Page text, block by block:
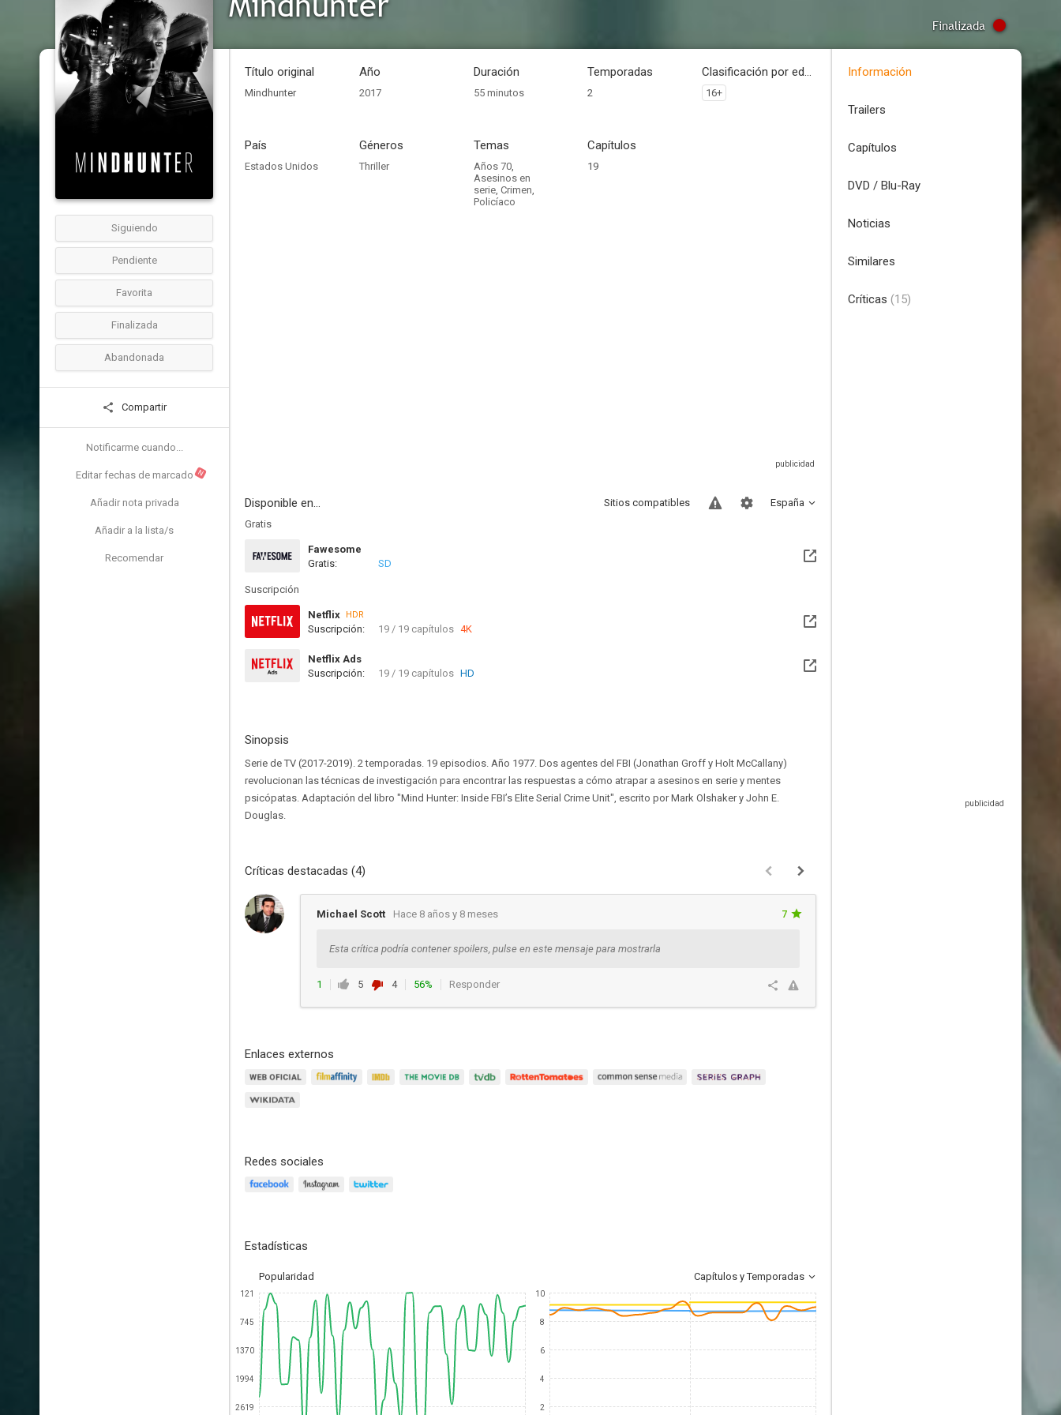
Finalizada
Siguiendo
Pendiente
Favorita
Finalizada
Abandonada
Compartir
Notificarme cuando...
Editar fechas de marcado N
Añadir nota privada
Añadir a la lista/s
Recomendar
Título original
Mindhunter
Año
2017
Duración
55 minutos
Temporadas
2
Clasificación por edades
16+
País
Estados Unidos
Géneros
Thriller
Temas
Años 70,
Asesinos en
serie, Crimen,
Policíaco
Capítulos
19
Disponible en... España
Sitios compatibles
Gratis
Fawesome
Gratis:
SD
Suscripción
Netflix HDR
Suscripción: 19 / 19 capítulos 4K
Netflix Ads
Suscripción:
19 / 19 capítulos HD
Sinopsis
Serie de TV (2017-2019). 2 temporadas. 19 episodios. Año 1977. Dos agentes del FBI (Jonathan Groff y Holt McCallany)
revolucionan las técnicas de investigación para encontrar las respuestas a cómo atrapar a asesinos en serie y mentes
psicópatas. Adaptación del libro "Mind Hunter: Inside FBI’s Elite Serial Crime Unit", escrito por Mark Olshaker y John E.
Douglas.
Críticas destacadas (4)
Michael Scott Hace 8 años y 8 meses 7
Esta crítica podría contener spoilers, pulse en este mensaje para mostrarla
1 5 4 56% Responder
Enlaces externos
Redes sociales
Estadísticas
Popularidad Capítulos y Temporadas
121
745
1370
1994
2619
10
8
6
4
2
Información
Trailers
Capítulos
DVD / Blu-Ray
Noticias
Similares
Críticas (15)